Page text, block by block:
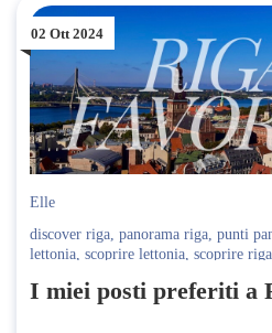
02 Ott 2024
Elle
discover riga, panorama riga, punti
lettonia, scoprire lettonia, scoprire riga
I miei posti preferiti a